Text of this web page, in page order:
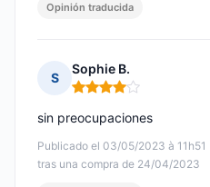
Opinión traducida
S
Sophie B.
Nota: 4 de 5
Publicado el 03/05/2023 à 11h51
tras una compra de 24/04/2023
sin preocupaciones